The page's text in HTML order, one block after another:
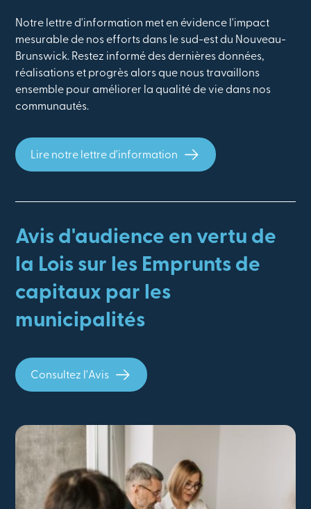
Notre lettre d'information met en évidence l'impact
mesurable de nos efforts dans le sud-est du Nouveau-
Brunswick. Restez informé des dernières données,
réalisations et progrès alors que nous travaillons
ensemble pour améliorer la qualité de vie dans nos
communautés.
Lire notre lettre d'information
Avis d'audience en vertu de
la Lois sur les Emprunts de
capitaux par les
municipalités
Consultez l'Avis